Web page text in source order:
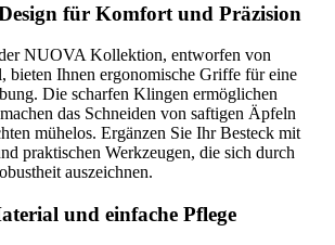
für Komfort und Präzision
NUOVA Kollektion, entworfen von
bieten Ihnen ergonomische Griffe für eine
Die scharfen Klingen ermöglichen
das Schneiden von saftigen Äpfeln
mühelos. Ergänzen Sie Ihr Besteck mit
praktischen Werkzeugen, die sich durch
auszeichnen.
und einfache Pflege